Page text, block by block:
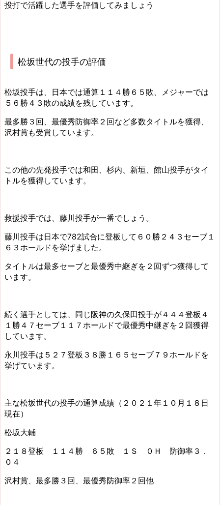
投打で活躍した選手を評価してみましょう
松坂世代の投手の評価
松坂投手は、日本では通算１１４勝６５敗、メジャーでは
５６勝４３敗の成績を残しています。
最多勝３回、最優秀防御率２回など多数タイトルを獲得、
沢村賞も受賞しています。
この他の先発投手では和田、杉内、新垣、館山投手がタイ
トルを獲得しています。
救援投手では、藤川投手が一番でしょう。
藤川投手は日本で782試合に登板して６０勝２４３セーブ１
６３ホールドを挙げました。
タイトルは最多セーブと最優秀中継ぎを２回ずつ獲得して
います。
続く選手としては、同じ阪神の久保田投手が４４４登板４
１勝４７セーブ１１７ホールドで最優秀中継ぎを２回獲得
しています。
永川投手は５２７登板３８勝１６５セーブ７９ホールドを
挙げています。
主な松坂世代の投手の通算成績（２０２１年１０月１８日
現在）
松坂大輔
２１８登板 １１４勝 ６５敗 １Ｓ ０Ｈ 防御率３．
０４
沢村賞、最多勝３回、最優秀防御率２回他